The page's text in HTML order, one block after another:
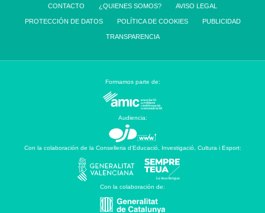
CONTACTO ¿QUIENES SOMOS? AVISO LEGAL
PROTECCIÓN DE DATOS POLÍTICA DE COOKIES PUBLICIDAD
TRANSPARENCIA
Formamos parte de:
Audiencia:
Con la colaboración de la Conselleria d’Educació, Investigació, Cultura i Esport:
Con la colaboración de: